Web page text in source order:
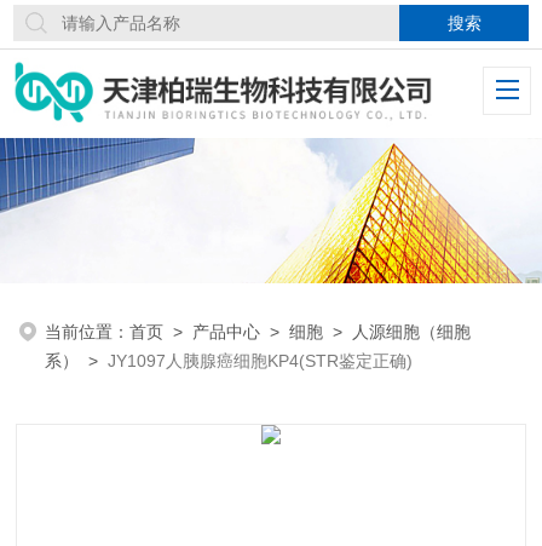
当前位置：首页 > 产品中心 >细胞 >
人源细胞（细胞
系）
>JY1097人胰腺癌细胞KP4(STR鉴定正确)